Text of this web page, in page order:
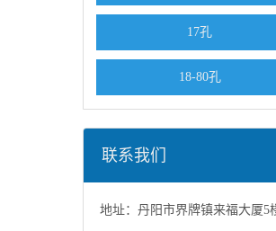
17孔
18-80孔
联系我们
地址：丹阳市界牌镇来福大厦5